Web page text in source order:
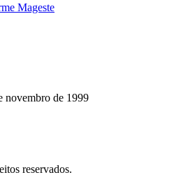
Mageste
novembro de 1999
reservados.